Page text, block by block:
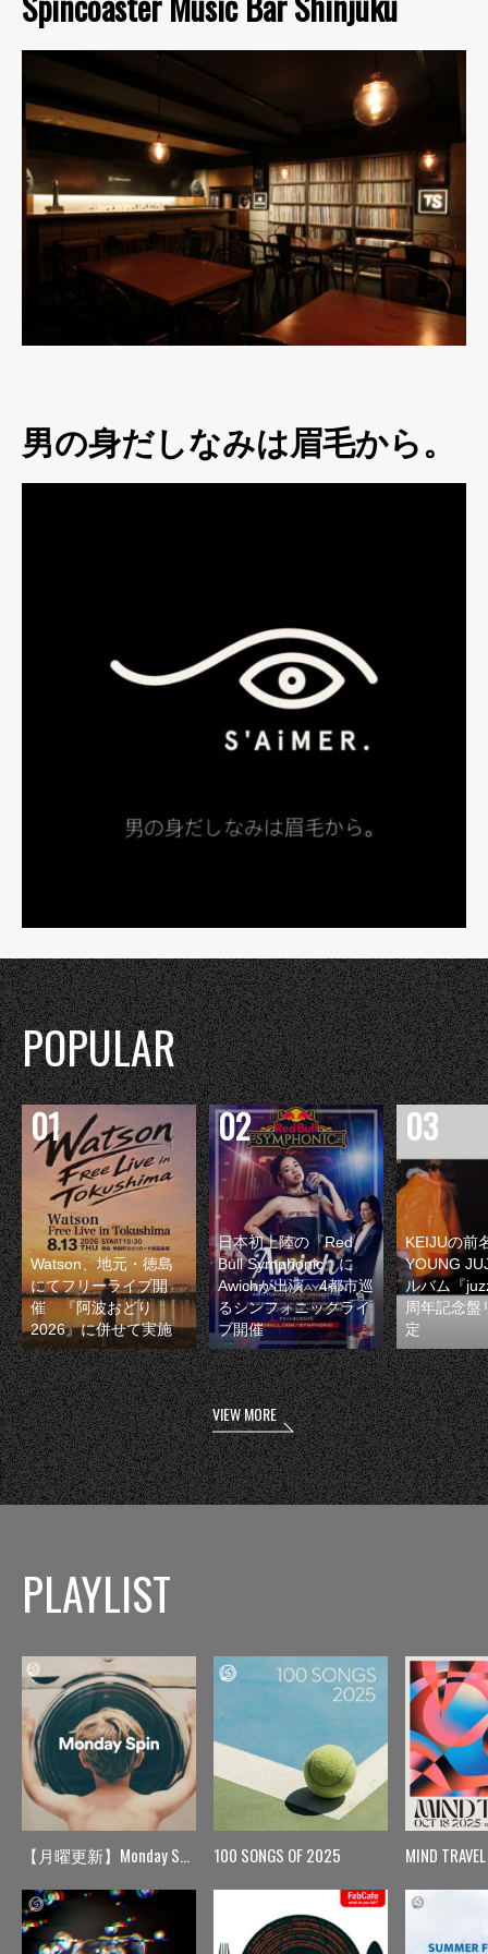
男の身だしなみは眉毛から。
POPULAR
Watson、地元・徳島
にてフリーライブ開
催 『阿波おどり
2026』に併せて実施
日本初上陸の『Red
Bull Symphonic』に
Awichが出演 4都市巡
るシンフォニックライ
ブ開催
KEIJUの前
YOUNG
ルバム『
周年記念盤
定
VIEW MORE
PLAYLIST
【月曜更新】Monday Spin 100 SONGS OF 2025 MIND TRAVEL